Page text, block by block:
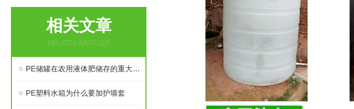
相关文章
RELATED ARTICLES
PE储罐在农用液体肥储存的重大应用
PE塑料水箱为什么要加护墙套